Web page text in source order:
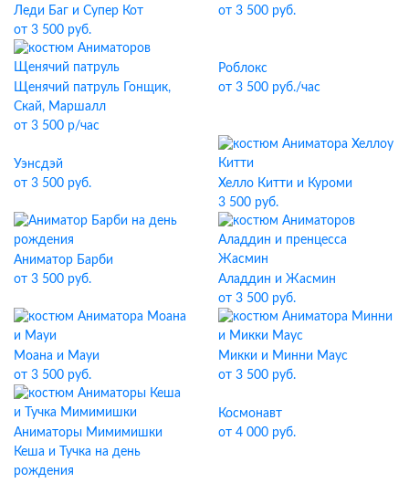
Леди Баг и Супер Кот
от 3 500 руб.
от 3 500 руб.
Щенячий патруль Гонщик,
Скай, Маршалл
от 3 500 р/час
Роблокс
от 3 500 руб./час
Уэнсдэй
от 3 500 руб.
Хелло Китти и Куроми
3 500 руб.
Аниматор Барби
от 3 500 руб.
Аладдин и Жасмин
от 3 500 руб.
Моана и Мауи
от 3 500 руб.
Микки и Минни Маус
от 3 500 руб.
Аниматоры Мимимишки
Кеша и Тучка на день
рождения
Космонавт
от 4 000 руб.